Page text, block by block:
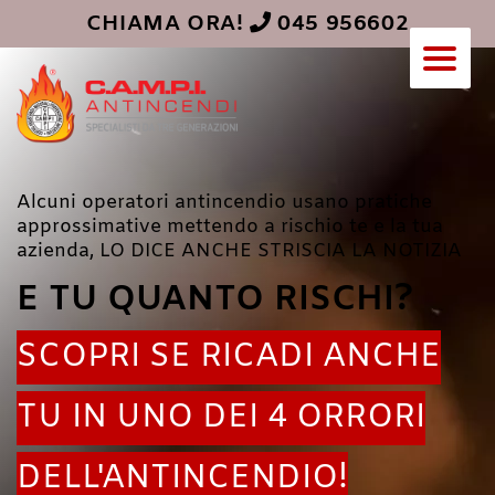
CHIAMA ORA! 045 956602
Alcuni operatori antincendio usano pratiche
approssimative mettendo a rischio te e la tua
azienda, LO DICE ANCHE STRISCIA LA NOTIZIA
E TU QUANTO RISCHI?
SCOPRI SE RICADI ANCHE
TU IN UNO DEI 4 ORRORI
DELL'ANTINCENDIO!